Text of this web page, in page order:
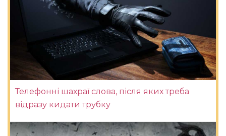
Телефонні шахраї слова, після яких треба
відразу кидати трубку